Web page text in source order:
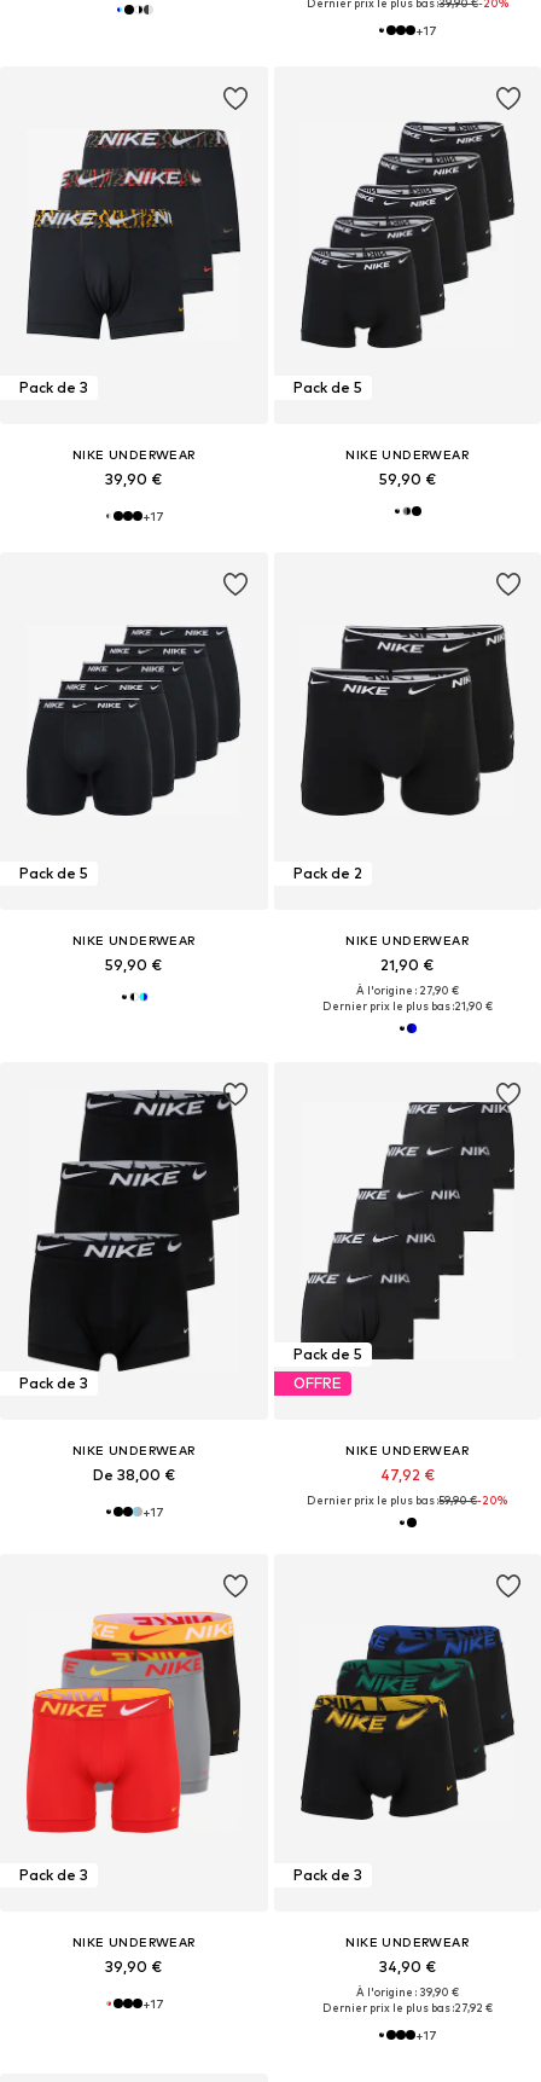
Dernier prix le plus bas :39,90 €-20%
+17
Pack de 3
NIKE UNDERWEAR
39,90 €
+17
Pack de 5
NIKE UNDERWEAR
59,90 €
Pack de 5
NIKE UNDERWEAR
59,90 €
Pack de 2
NIKE UNDERWEAR
21,90 €
À l'origine : 27,90 €
Dernier prix le plus bas :21,90 €
Pack de 3
NIKE UNDERWEAR
De 38,00 €
+17
Pack de 5
OFFRE
NIKE UNDERWEAR
47,92 €
Dernier prix le plus bas :59,90 €-20%
Pack de 3
NIKE UNDERWEAR
39,90 €
+17
Pack de 3
NIKE UNDERWEAR
34,90 €
À l'origine : 39,90 €
Dernier prix le plus bas :27,92 €
+17